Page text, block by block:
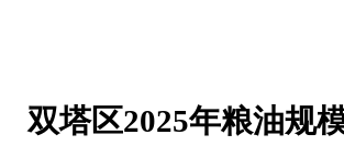
双塔区2025年粮油规